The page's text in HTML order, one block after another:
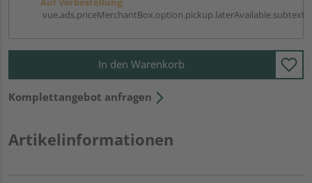
vue.ads.priceMerchantBox.option.pickup.laterAvailable.subtext
In den Warenkorb
Komplettangebot anfragen
Artikelinformationen